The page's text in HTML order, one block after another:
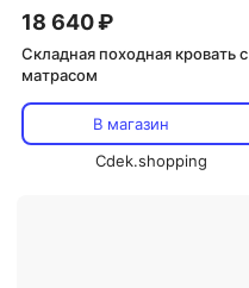
18 640 ₽
Складная походная кровать с
матрасом
В магазин
Cdek.shopping